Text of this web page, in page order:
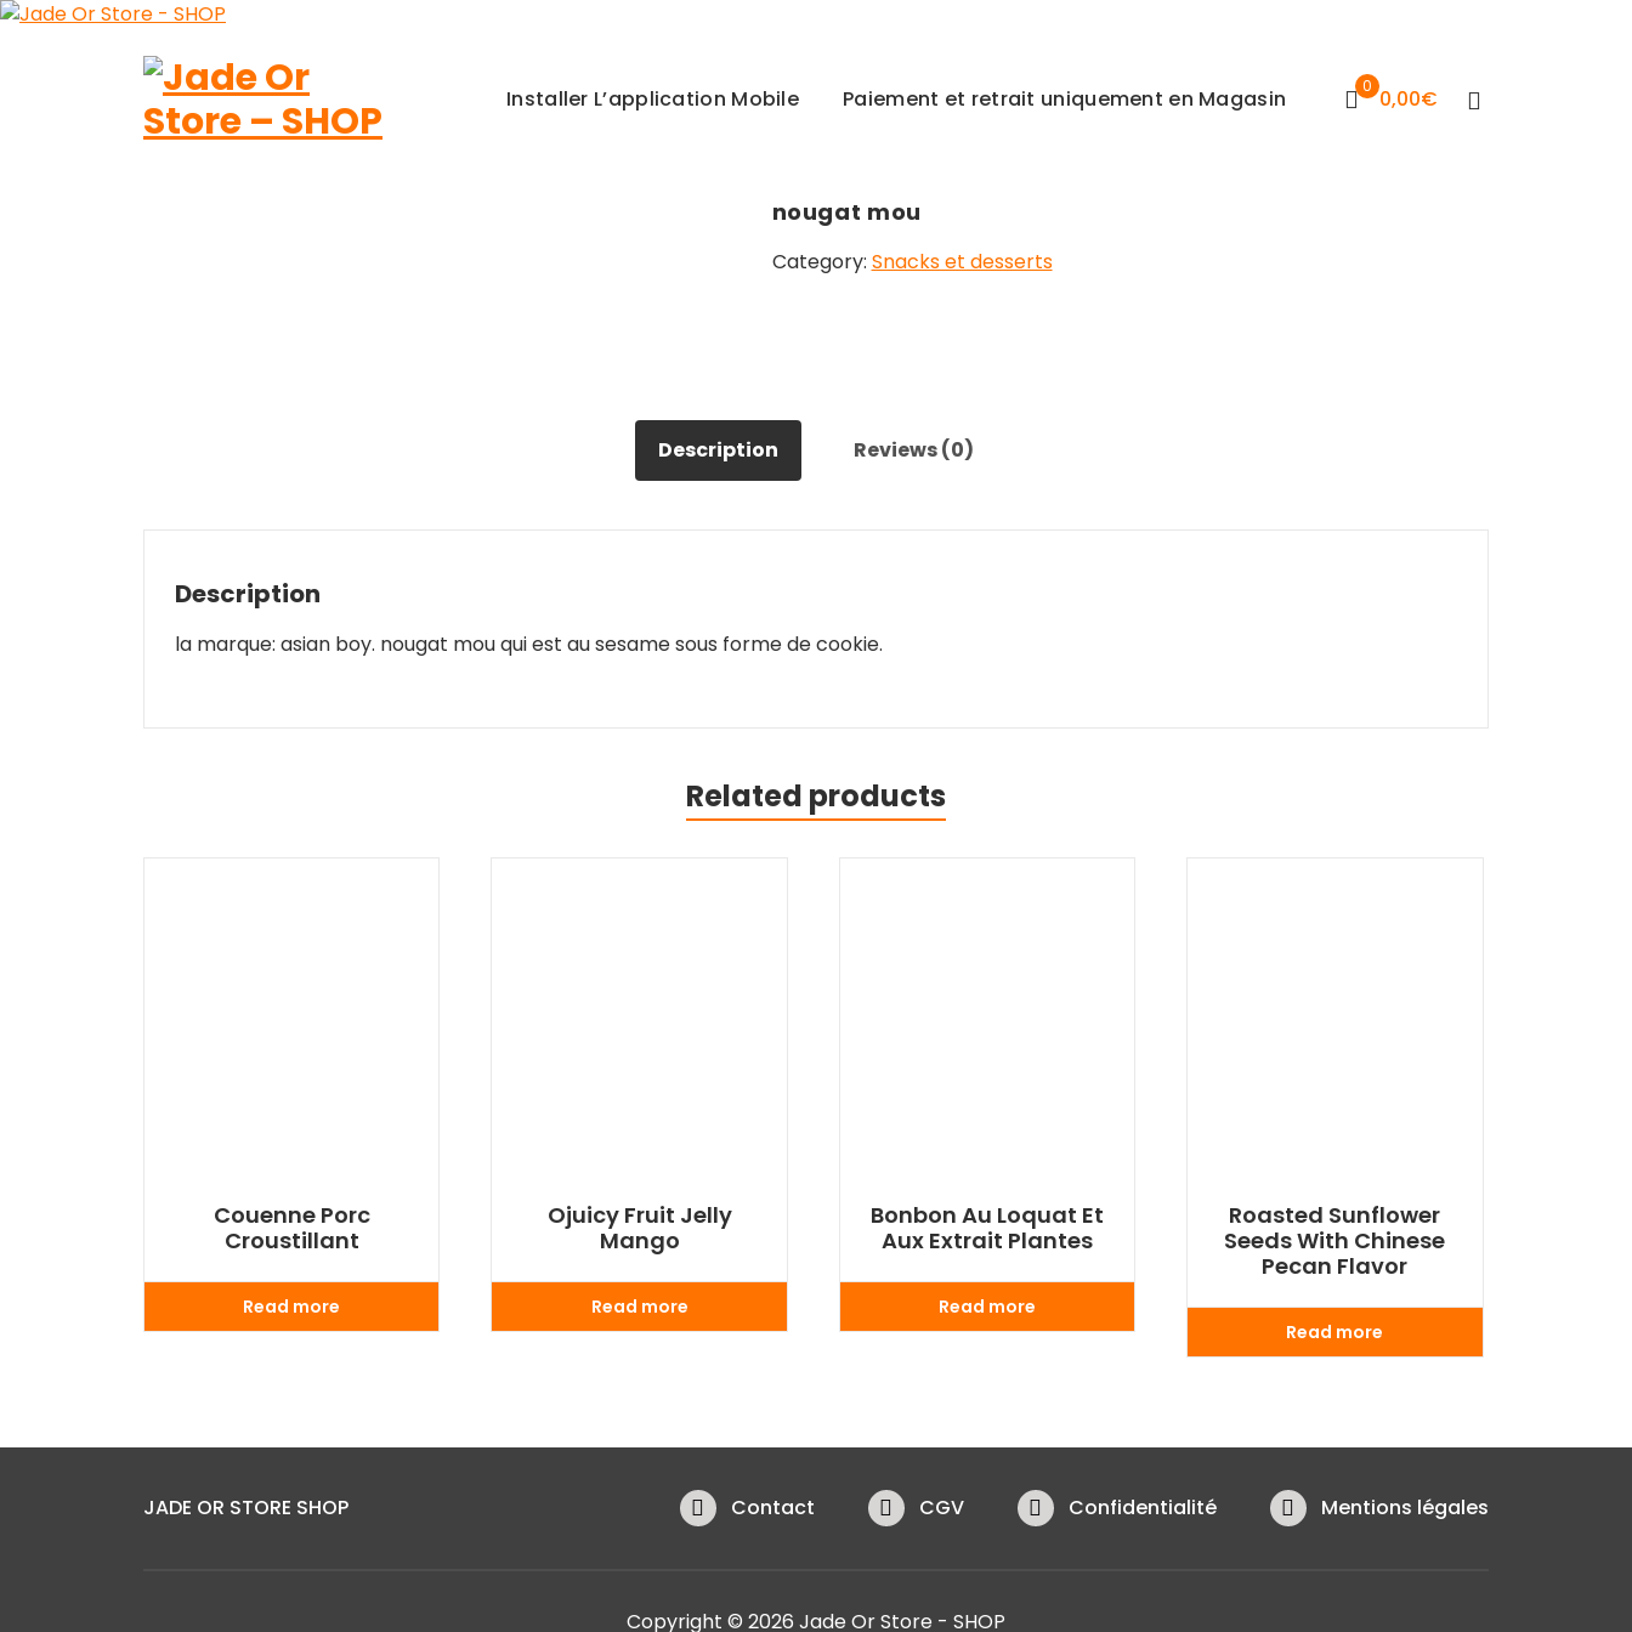
Aller
Installer L’application Mobile Paiement et retrait uniquement en Magasin 0 0,00€
nougat mou
Category: Snacks et desserts
Description Reviews (0)
Description
la marque: asian boy. nougat mou qui est au sesame sous forme de cookie.
Related products
Couenne Porc
Croustillant
Read more
Ojuicy Fruit Jelly
Mango
Read more
Bonbon Au Loquat Et
Aux Extrait Plantes
Read more
Roasted Sunflower
Seeds With Chinese
Pecan Flavor
Read more
JADE OR STORE SHOP Contact CGV Confidentialité Mentions légales
Copyright © 2026 Jade Or Store - SHOP